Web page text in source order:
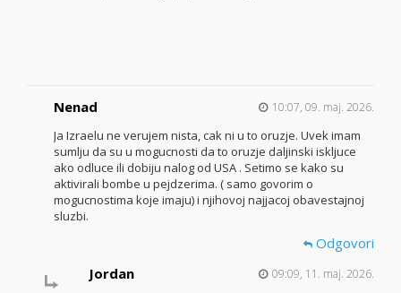
Nenad 10:07, 09. maj. 2026.
Ja Izraelu ne verujem nista, cak ni u to oruzje. Uvek imam
sumlju da su u mogucnosti da to oruzje daljinski iskljuce
ako odluce ili dobiju nalog od USA . Setimo se kako su
aktivirali bombe u pejdzerima. ( samo govorim o
mogucnostima koje imaju) i njihovoj najjacoj obavestajnoj
sluzbi.
Odgovori
Jordan
09:09, 11. maj. 2026.